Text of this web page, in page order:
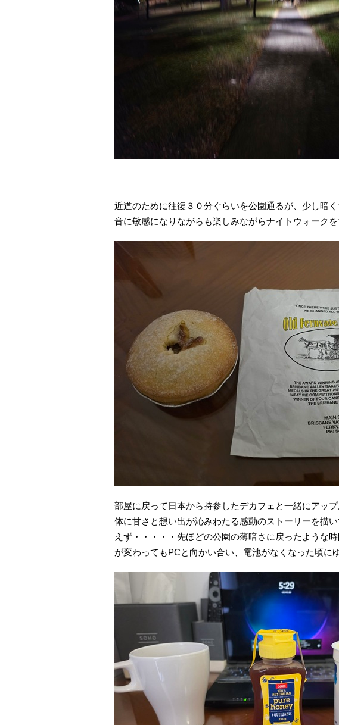
近道のために往復３０分ぐらいを公園通るが、少し暗
音に敏感になりながらも楽しみながらナイトウォークを
部屋に戻って日本から持参したデカフェと一緒にアッ
体に甘さと想い出が沁みわたる感動のストーリーを描
えず・・・・・先ほどの公園の薄暗さに戻ったような
が変わってもPCと向かい合い、電池がなくなった頃に